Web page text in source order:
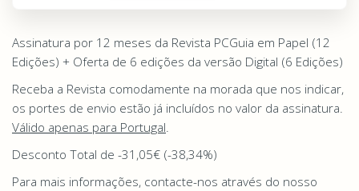
Assinatura por 12 meses da Revista PCGuia em Papel (12
Edições) + Oferta de 6 edições da versão Digital (6 Edições)
Receba a Revista comodamente na morada que nos indicar,
os portes de envio estão já incluídos no valor da assinatura.
Válido apenas para Portugal.
Desconto Total de -31,05€ (-38,34%)
Para mais informações, contacte-nos através do nosso